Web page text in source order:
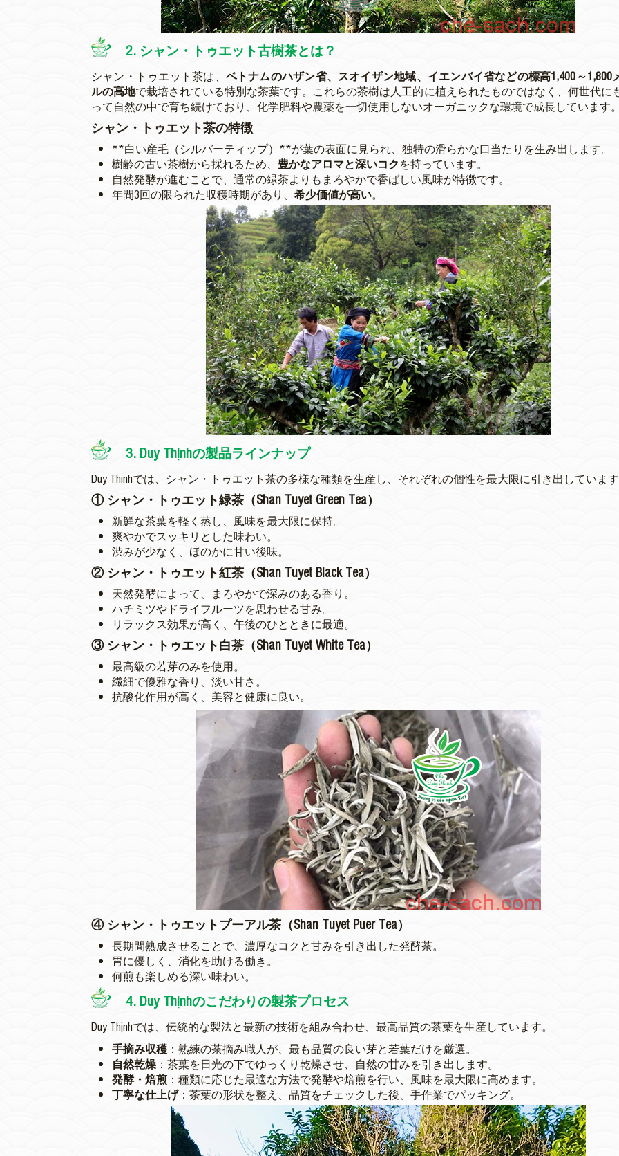
2. シャン・トゥエット古樹茶とは？
シャン・トゥエット茶は、 ベトナムのハザン省、スオイザン地域、イエンバイ省などの標高1,400～1,800
ルの高地で栽培されている特別な茶葉です。これらの茶樹は人工的に植えられたものではなく、何世代に
って自然の中で育ち続けており、化学肥料や農薬を一切使用しないオーガニックな環境で成長しています。
シャン・トゥエット茶の特徴
**白い産毛（シルバーティップ）**が葉の表面に見られ、独特の滑らかな口当たりを生み出します。
樹齢の古い茶樹から採れるため、 豊かなアロマと深いコクを持っています。
自然発酵が進むことで、通常の緑茶よりもまろやかで香ばしい風味が特徴です。
年間3回の限られた収穫時期があり、 希少価値が高い。
3. Duy Thịnhの製品ラインナップ
Duy Thịnhでは、シャン・トゥエット茶の多様な種類を生産し、それぞれの個性を最大限に引き出しています
① シャン・トゥエット緑茶（Shan Tuyet Green Tea）
新鮮な茶葉を軽く蒸し、風味を最大限に保持。
爽やかでスッキリとした味わい。
渋みが少なく、ほのかに甘い後味。
② シャン・トゥエット紅茶（Shan Tuyet Black Tea）
天然発酵によって、まろやかで深みのある香り。
ハチミツやドライフルーツを思わせる甘み。
リラックス効果が高く、午後のひとときに最適。
③ シャン・トゥエット白茶（Shan Tuyet White Tea）
最高級の若芽のみを使用。
繊細で優雅な香り、淡い甘さ。
抗酸化作用が高く、美容と健康に良い。
④ シャン・トゥエットプーアル茶（Shan Tuyet Puer Tea）
長期間熟成させることで、濃厚なコクと甘みを引き出した発酵茶。
胃に優しく、消化を助ける働き。
何煎も楽しめる深い味わい。
4. Duy Thịnhのこだわりの製茶プロセス
Duy Thịnhでは、伝統的な製法と最新の技術を組み合わせ、最高品質の茶葉を生産しています。
手摘み収穫 ：熟練の茶摘み職人が、最も品質の良い芽と若葉だけを厳選。
自然乾燥 ：茶葉を日光の下でゆっくり乾燥させ、自然の甘みを引き出します。
発酵・焙煎 ：種類に応じた最適な方法で発酵や焙煎を行い、風味を最大限に高めます。
丁寧な仕上げ：茶葉の形状を整え、品質をチェックした後、手作業でパッキング。